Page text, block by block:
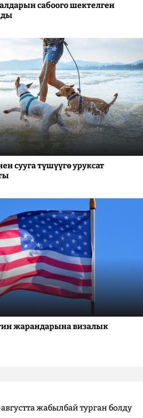
сабоого шектелген
сууга түшүүгө уруксат
жарандарына визалык
жабылбай турган болду